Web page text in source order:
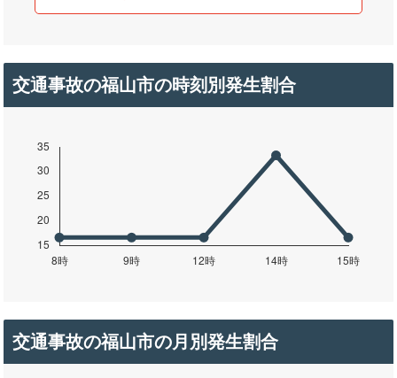
交通事故の福山市の時刻別発生割合
交通事故の福山市の月別発生割合